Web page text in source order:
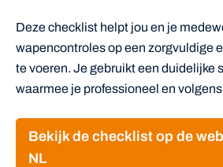
Deze checklist helpt jou en je
wapencontroles op een zorgvuldige
te voeren. Je gebruikt een duidelijke
waarmee je professioneel en
Bekijk de checklist op de
NL